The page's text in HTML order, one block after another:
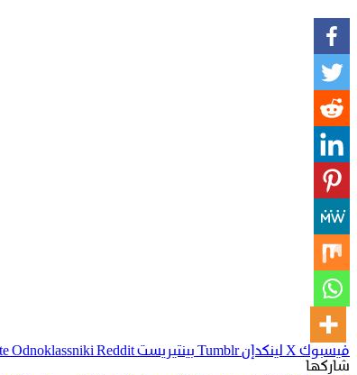
فيسبوك‫X لينكدإن بينتيريست Odnoklassniki
شاركها